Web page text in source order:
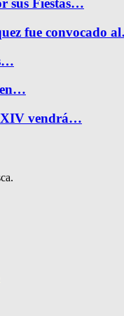
sus Fiestas…
fue convocado
XIV vendrá…